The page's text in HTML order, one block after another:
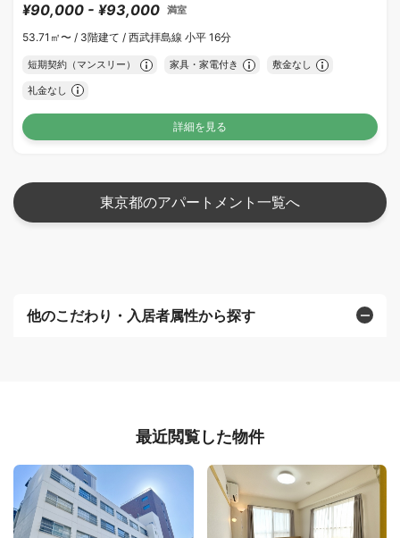
¥90,000 - ¥93,000 満室
53.71㎡〜 / 3階建て / 西武拝島線 小平 16分
短期契約（マンスリー） 家具・家電付き 敷金なし
礼金なし
詳細を見る
東京都のアパートメント一覧へ
他のこだわり・入居者属性から探す
最近閲覧した物件